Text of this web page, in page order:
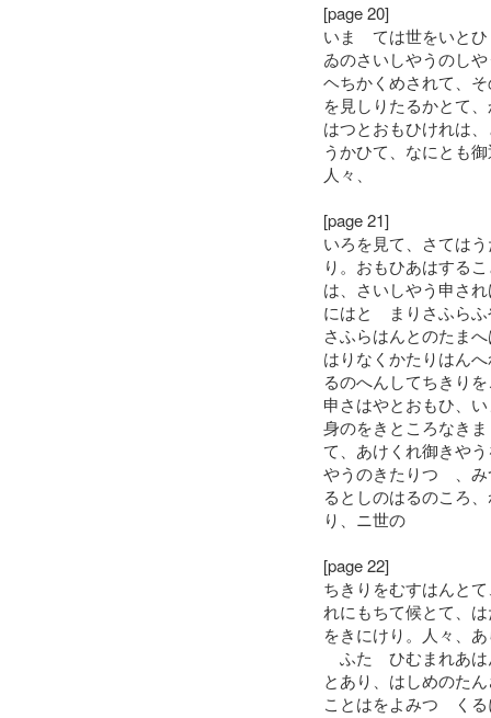
[page 20]
いまゝては世をいと
ゐのさいしやうのし
ヘちかくめされて、
を見しりたるかとて
はつとおもひけれは
うかひて、なにとも
人々、
[page 21]
いろを見て、さては
り。おもひあはする
は、さいしやう申さ
にはとゝまりさふら
さふらはんとのたま
はりなくかたりはん
るのへんしてちきり
申さはやとおもひ、
身のをきところなき
て、あけくれ御きや
やうのきたりつゝ、
るとしのはるのころ
り、ニ世の
[page 22]
ちきりをむすはんと
れにもちて候とて、
をきにけり。人々、
ふたゝひむまれあ
とあり、はしめのた
ことはをよみつゝく